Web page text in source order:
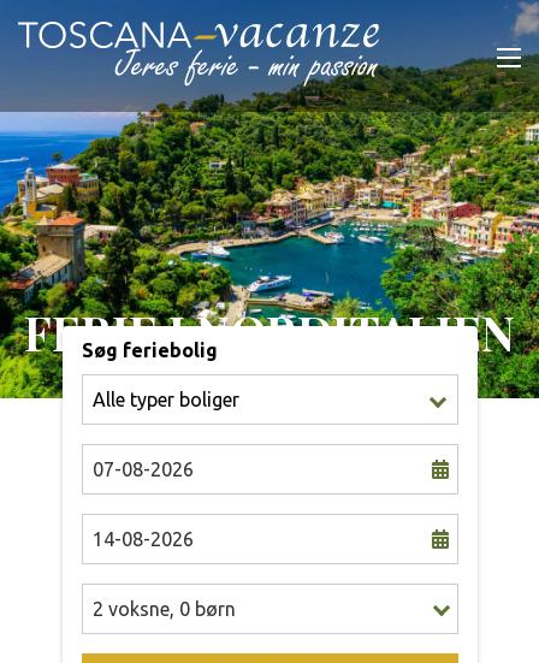
FERIE I NORDITALIEN
Søg feriebolig
2 voksne, 0 børn